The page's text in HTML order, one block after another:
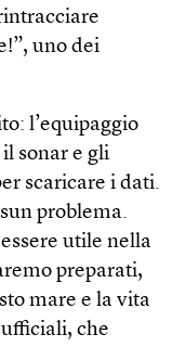
uno dei
l’equipaggio
sonar e gli
scaricare i dati.
problema.
utile nella
preparati,
mare e la vita
che